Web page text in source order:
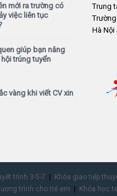
mới ra trường có
việc liên tục
giúp bạn nâng
trúng tuyển
vàng khi viết CV xin
Trung
Hà Nội
trình 3-5-7 Khóa giao tiếp
trình cho trẻ em
Khóa học